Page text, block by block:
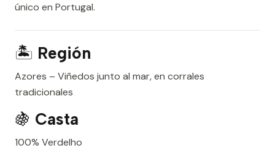
único en Portugal.
🏝️ Región
Azores – Viñedos junto al mar, en corrales
tradicionales
🍇 Casta
100% Verdelho